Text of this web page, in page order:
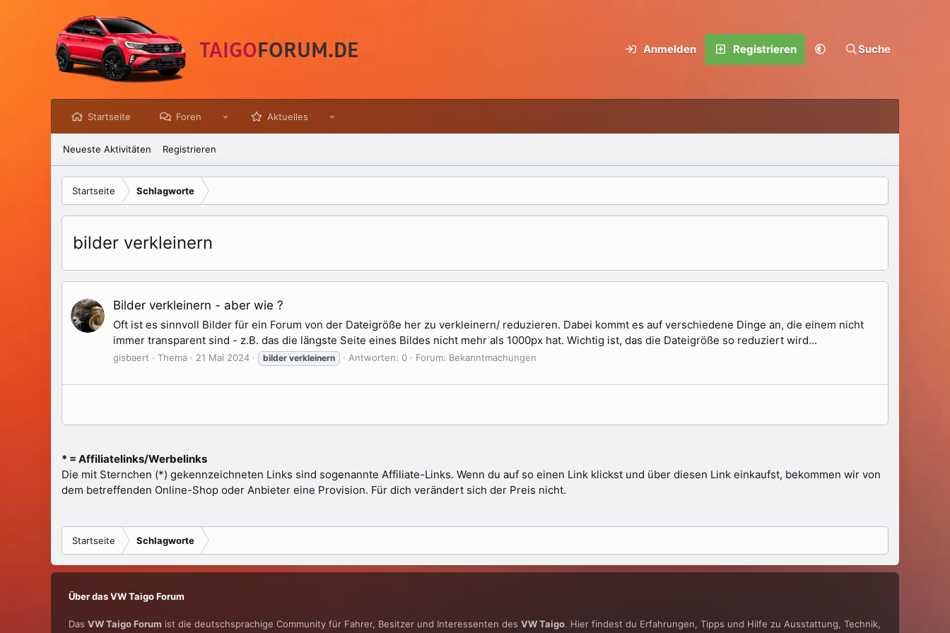
Anmelden Registrieren Suche
Startseite Foren Aktuelles
Neueste Aktivitäten Registrieren
Startseite Schlagworte
bilder verkleinern
Bilder verkleinern - aber wie ?
Oft ist es sinnvoll Bilder für ein Forum von der Dateigröße her zu verkleinern/ reduzieren. Dabei kommt es auf verschiedene Dinge an, die einem nicht
immer transparent sind - z.B. das die längste Seite eines Bildes nicht mehr als 1000px hat. Wichtig ist, das die Dateigröße so reduziert wird...
gisbaert Thema 21 Mai 2024 bilder verkleinern Antworten: 0 Forum: Bekanntmachungen
* = Affiliatelinks/Werbelinks
Die mit Sternchen (*) gekennzeichneten Links sind sogenannte Affiliate-Links. Wenn du auf so einen Link klickst und über diesen Link einkaufst, bekommen wir von
dem betreffenden Online-Shop oder Anbieter eine Provision. Für dich verändert sich der Preis nicht.
Startseite Schlagworte
Über das VW Taigo Forum
Das VW Taigo Forum ist die deutschsprachige Community für Fahrer, Besitzer und Interessenten des VW Taigo. Hier findest du Erfahrungen, Tipps und Hilfe zu Ausstattung, Technik,